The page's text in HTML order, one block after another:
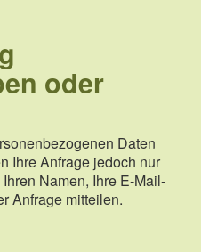
oder
Daten
Ihre Anfrage jedoch nur
Namen, Ihre E-Mail-
Anfrage mitteilen.